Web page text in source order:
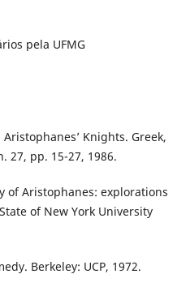
pela UFMG
Knights. Greek,
27, pp. 15-27, 1986.
of Aristophanes: explorations
of New York University
Berkeley: UCP, 1972.